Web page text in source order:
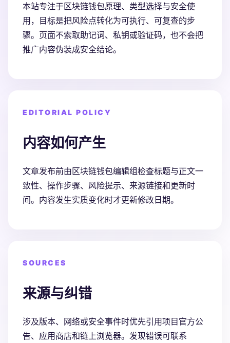
本站专注于区块链钱包原理、类型选择与安全使
用，目标是把风险点转化为可执行、可复查的步
骤。页面不索取助记词、私钥或验证码，也不会把
推广内容伪装成安全结论。
EDITORIAL POLICY
内容如何产生
文章发布前由区块链钱包编辑组检查标题与正文一
致性、操作步骤、风险提示、来源链接和更新时
间。内容发生实质变化时才更新修改日期。
SOURCES
来源与纠错
涉及版本、网络或安全事件时优先引用项目官方公
告、应用商店和链上浏览器。发现错误可联系